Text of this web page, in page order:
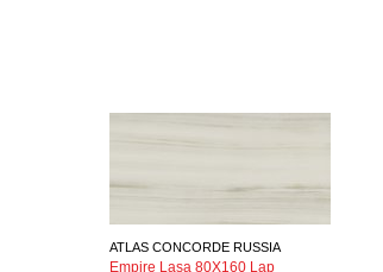
ATLAS CONCORDE RUSSIA
Empire Lasa 80X160 Lap